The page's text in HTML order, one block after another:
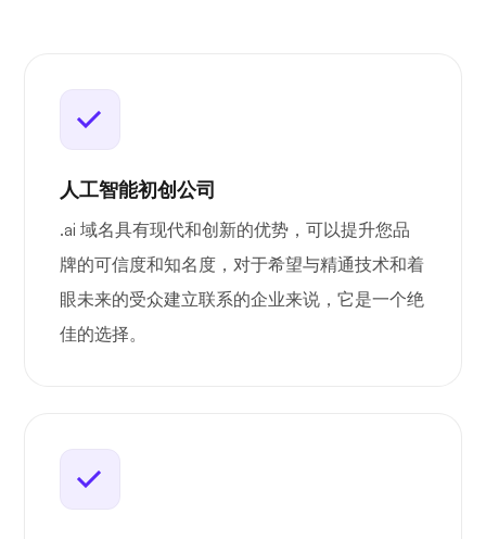
人工智能初创公司
.ai 域名具有现代和创新的优势，可以提升您品
牌的可信度和知名度，对于希望与精通技术和着
眼未来的受众建立联系的企业来说，它是一个绝
佳的选择。